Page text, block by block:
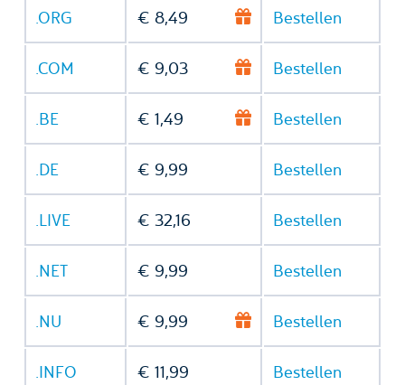
.ORG € 8,49 Bestellen
.COM € 9,03 Bestellen
.BE € 1,49 Bestellen
.DE € 9,99 Bestellen
.LIVE € 32,16 Bestellen
.NET € 9,99 Bestellen
.NU € 9,99 Bestellen
.INFO € 11,99 Bestellen